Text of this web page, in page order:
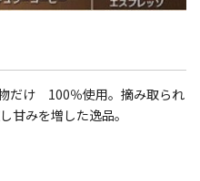
だけ 100％使用。摘み取られ
甘みを増した逸品。